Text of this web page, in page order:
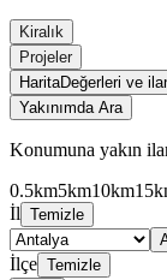
Kiralık
Projeler
HaritaDeğerleri ve
Yakınımda Ara
Konumuna yakın
0.5km5km10km
İl Temizle
İlçe Temizle